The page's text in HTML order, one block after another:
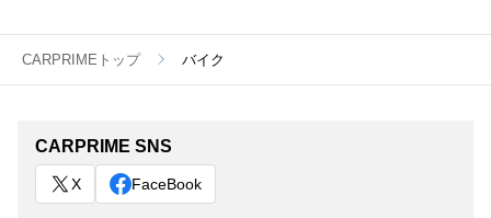
CARPRIMEトップ バイク
CARPRIME SNS
X FaceBook